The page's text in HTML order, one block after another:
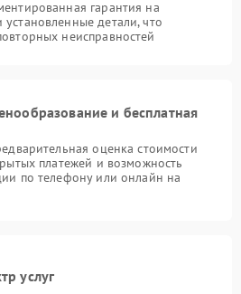
гарантия на
детали, что
неисправностей
и бесплатная
оценка стоимости
платежей и возможность
по телефону или онлайн на
услуг